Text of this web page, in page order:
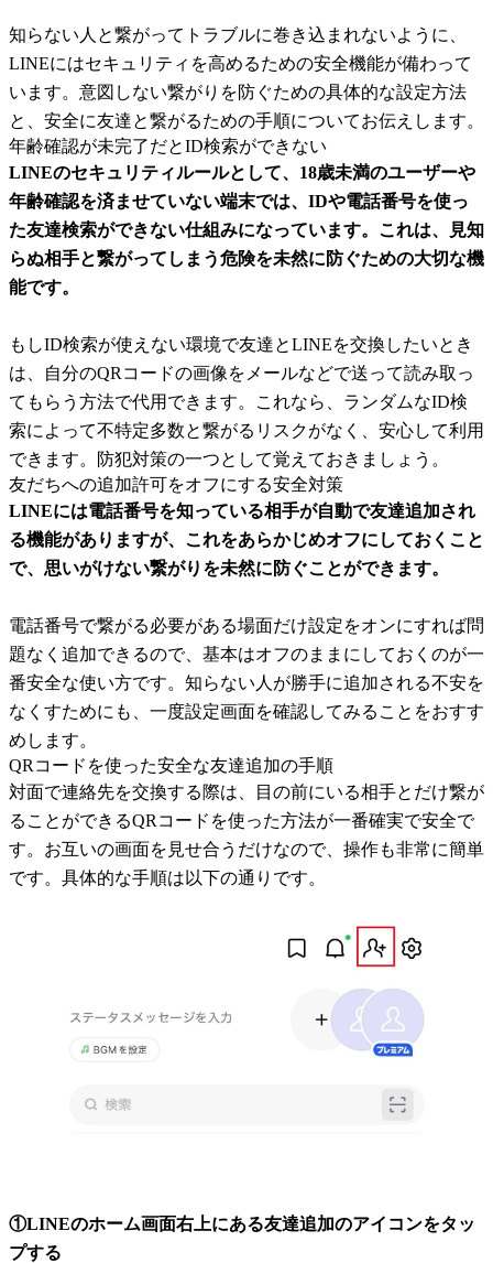
知らない人と繋がってトラブルに巻き込まれないように、
LINEにはセキュリティを高めるための安全機能が備わって
います。意図しない繋がりを防ぐための具体的な設定方法
と、安全に友達と繋がるための手順についてお伝えします。
年齢確認が未完了だとID検索ができない
LINEのセキュリティルールとして、18歳未満のユーザーや
年齢確認を済ませていない端末では、IDや電話番号を使っ
た友達検索ができない仕組みになっています。これは、見知
らぬ相手と繋がってしまう危険を未然に防ぐための大切な機
能です。
もしID検索が使えない環境で友達とLINEを交換したいとき
は、自分のQRコードの画像をメールなどで送って読み取っ
てもらう方法で代用できます。これなら、ランダムなID検
索によって不特定多数と繋がるリスクがなく、安心して利用
できます。防犯対策の一つとして覚えておきましょう。
友だちへの追加許可をオフにする安全対策
LINEには電話番号を知っている相手が自動で友達追加され
る機能がありますが、これをあらかじめオフにしておくこと
で、思いがけない繋がりを未然に防ぐことができます。
電話番号で繋がる必要がある場面だけ設定をオンにすれば問
題なく追加できるので、基本はオフのままにしておくのが一
番安全な使い方です。知らない人が勝手に追加される不安を
なくすためにも、一度設定画面を確認してみることをおすす
めします。
QRコードを使った安全な友達追加の手順
対面で連絡先を交換する際は、目の前にいる相手とだけ繋が
ることができるQRコードを使った方法が一番確実で安全で
す。お互いの画面を見せ合うだけなので、操作も非常に簡単
です。具体的な手順は以下の通りです。
①LINEのホーム画面右上にある友達追加のアイコンをタッ
プする